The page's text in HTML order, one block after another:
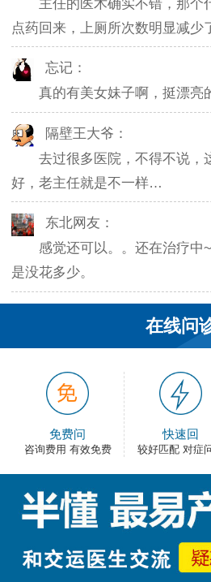
点药回来，上厕所次数明显减少
忘记：
真的有美女妹子啊，挺漂亮
隔壁王大爷：
去过很多医院，不得不说，
好，老主任就是不一样…
东北网友：
感觉还可以。。还在治疗中
是没花多少。
韦之风：
老医生就是好，不像某些医
了…
和平网友：
护士都很不错，服务好热情
卡佛：
了，出血不多，还不错。
大叔：
很满意，有检查报告单，也
在线问
免费问
咨询费用 有效免费
快速回
较好匹配 对症